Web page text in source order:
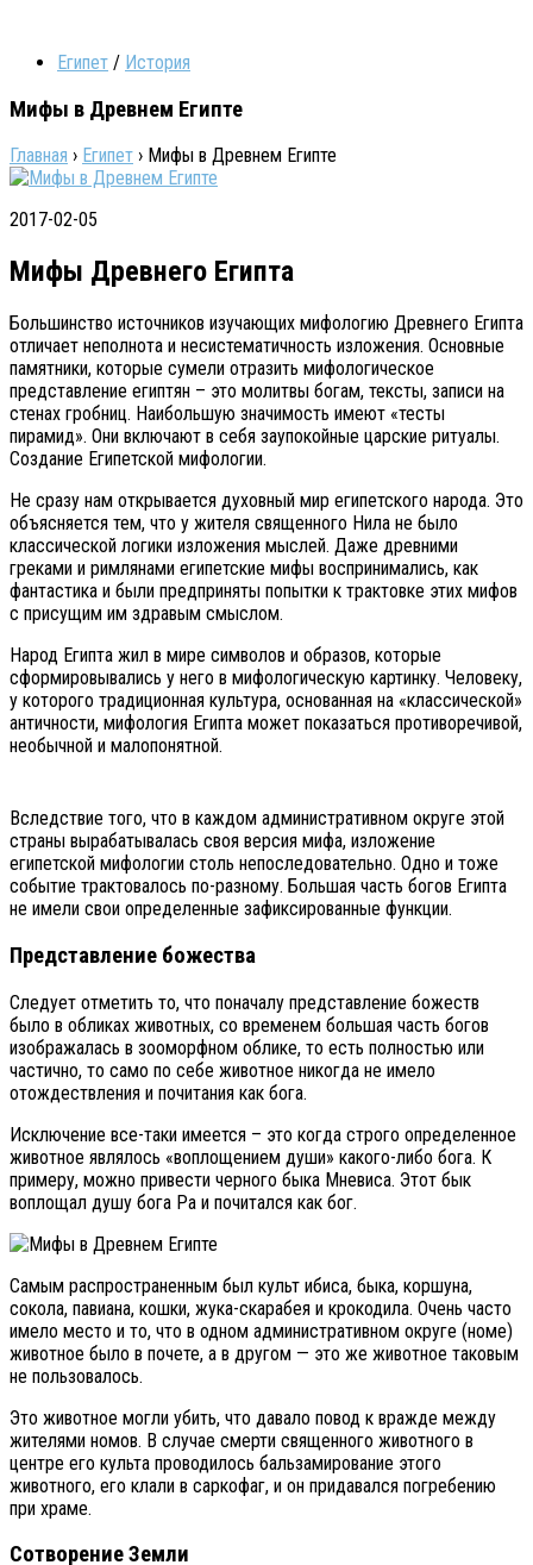
Египет / История
Мифы в Древнем Египте
Главная › Египет › Мифы в Древнем Египте
2017-02-05
Мифы Древнего Египта
Большинство источников изучающих мифологию Древнего Египта
отличает неполнота и несистематичность изложения. Основные
памятники, которые сумели отразить мифологическое
представление египтян – это молитвы богам, тексты, записи на
стенах гробниц. Наибольшую значимость имеют «тесты
пирамид». Они включают в себя заупокойные царские ритуалы.
Создание Египетской мифологии.
Не сразу нам открывается духовный мир египетского народа. Это
объясняется тем, что у жителя священного Нила не было
классической логики изложения мыслей. Даже древними
греками и римлянами египетские мифы воспринимались, как
фантастика и были предприняты попытки к трактовке этих мифов
с присущим им здравым смыслом.
Народ Египта жил в мире символов и образов, которые
сформировывались у него в мифологическую картинку. Человеку,
у которого традиционная культура, основанная на «классической»
античности, мифология Египта может показаться противоречивой,
необычной и малопонятной.
Вследствие того, что в каждом административном округе этой
страны вырабатывалась своя версия мифа, изложение
египетской мифологии столь непоследовательно. Одно и тоже
событие трактовалось по-разному. Большая часть богов Египта
не имели свои определенные зафиксированные функции.
Представление божества
Следует отметить то, что поначалу представление божеств
было в обликах животных, со временем большая часть богов
изображалась в зооморфном облике, то есть полностью или
частично, то само по себе животное никогда не имело
отождествления и почитания как бога.
Исключение все-таки имеется – это когда строго определенное
животное являлось «воплощением души» какого-либо бога. К
примеру, можно привести черного быка Мневиса. Этот бык
воплощал душу бога Ра и почитался как бог.
Самым распространенным был культ ибиса, быка, коршуна,
сокола, павиана, кошки, жука-скарабея и крокодила. Очень часто
имело место и то, что в одном административном округе (номе)
животное было в почете, а в другом — это же животное таковым
не пользовалось.
Это животное могли убить, что давало повод к вражде между
жителями номов. В случае смерти священного животного в
центре его культа проводилось бальзамирование этого
животного, его клали в саркофаг, и он придавался погребению
при храме.
Сотворение Земли